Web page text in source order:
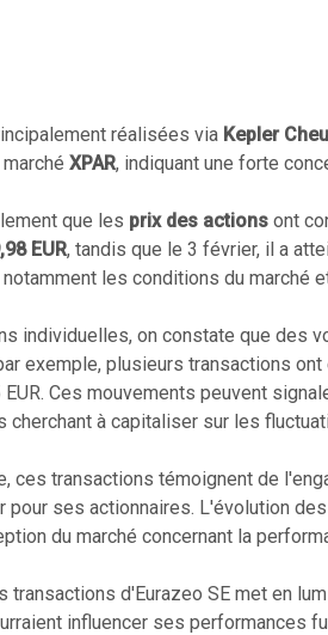
réalisées via Kepler
XPAR, indiquant une forte
que les prix des actions ont
EUR, tandis que le 3 février, il a
les conditions du marché
individuelles, on constate que des
exemple, plusieurs transactions
EUR. Ces mouvements peuvent
à capitaliser sur les
ces transactions témoignent de
pour ses actionnaires. L'évolution
du marché concernant la
transactions d'Eurazeo SE met en
influencer ses performances